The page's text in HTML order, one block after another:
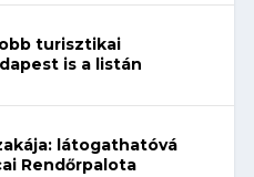
turisztikai
is a listán
látogathatóvá
Rendőrpalota